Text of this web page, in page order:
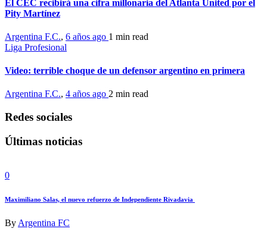
El CEC recibirá una cifra millonaria del Atlanta United por el
Pity Martínez
Argentina F.C., 6 años ago 1 min read
Liga Profesional
Video: terrible choque de un defensor argentino en primera
Argentina F.C., 4 años ago 2 min read
Redes sociales
Últimas noticias
0
Maximiliano Salas, el nuevo refuerzo de Independiente Rivadavia
By Argentina FC